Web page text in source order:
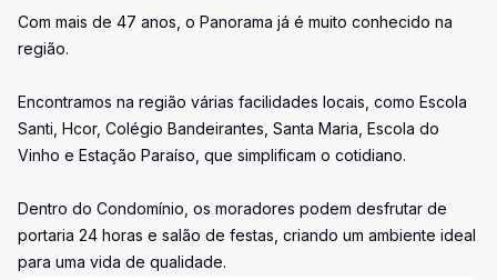
Com mais de 47 anos, o Panorama já é muito conhecido na
região.
Encontramos na região várias facilidades locais, como Escola
Santi, Hcor, Colégio Bandeirantes, Santa Maria, Escola do
Vinho e Estação Paraíso, que simplificam o cotidiano.
Dentro do Condomínio, os moradores podem desfrutar de
portaria 24 horas e salão de festas, criando um ambiente ideal
para uma vida de qualidade.